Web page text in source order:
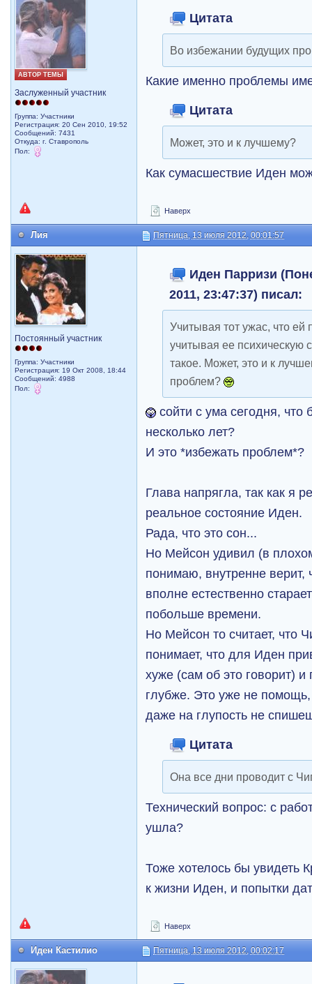
АВТОР ТЕМЫ
Заслуженный участник
Группа: Участники
Регистрация: 20 Сен 2010, 19:52
Сообщений: 7431
Откуда: г. Ставрополь
Пол:
Цитата
Во избежании будущих
Какие именно проблемы
Цитата
Может, это и к лучшему?
Как сумасшествие Иден
Наверх
Лия Пятница, 13 июля 2012, 00:01:57
Постоянный участник
Группа: Участники
Регистрация: 19 Окт 2008, 18:44
Сообщений: 4988
Пол:
Иден Парризи
2011, 23:47:37) писал:
Учитывая тот ужас, что
учитывая ее психическую
такое. Может, это и к
проблем?
сойти с ума сегодня, что
несколько лет?
И это *избежать проблем*?
Глава напрягла, так как я
реальное состояние Иден.
Рада, что это сон...
Но Мейсон удивил (в
понимаю, внутренне верит,
вполне естественно
побольше времени.
Но Мейсон то считает, что
понимает, что для Иден
хуже (сам об это говорит) и
глубже. Это уже не
даже на глупость не
Цитата
Она все дни проводит с
Технический вопрос: с
ушла?
Тоже хотелось бы увидеть
к жизни Иден, и попытки
Наверх
Иден Кастилио Пятница, 13 июля 2012, 00:02:17